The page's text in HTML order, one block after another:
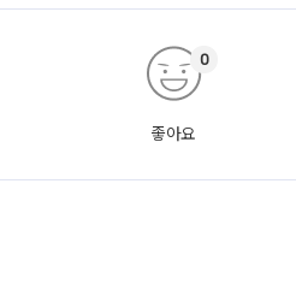
좋아요
0